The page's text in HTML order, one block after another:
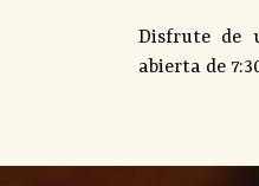
Disfrute de
abierta de